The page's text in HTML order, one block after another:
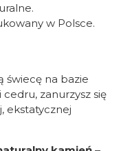
w Polsce.
świecę na bazie
zanurzysz się
ekstatycznej